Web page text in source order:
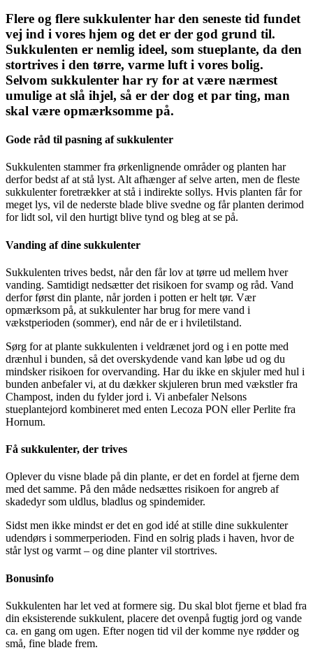
Flere og flere sukkulenter har den seneste tid fundet
vej ind i vores hjem og det er der god grund til.
Sukkulenten er nemlig ideel, som stueplante, da den
stortrives i den tørre, varme luft i vores bolig.⁠
Selvom sukkulenter har ry for at være nærmest
umulige at slå ihjel, så er der dog et par ting, man
skal være opmærksomme på.
Gode råd til pasning af sukkulenter
Sukkulenten stammer fra ørkenlignende områder og planten har
derfor bedst af at stå lyst. Alt afhænger af selve arten, men de fleste
sukkulenter foretrækker at stå i indirekte sollys. Hvis planten får for
meget lys, vil de nederste blade blive svedne og får planten derimod
for lidt sol, vil den hurtigt blive tynd og bleg at se på.⁠
Vanding af dine sukkulenter
Sukkulenten trives bedst, når den får lov at tørre ud mellem hver
vanding. Samtidigt nedsætter det risikoen for svamp og råd. Vand
derfor først din plante, når jorden i potten er helt tør. Vær
opmærksom på, at sukkulenter har brug for mere vand i
vækstperioden (sommer), end når de er i hviletilstand. ⁠
Sørg for at plante sukkulenten i veldrænet jord og i en potte med
drænhul i bunden, så det overskydende vand kan løbe ud og du
mindsker risikoen for overvanding.⁠ Har du ikke en skjuler med hul i
bunden anbefaler vi, at du dækker skjuleren brun med vækstler fra
Champost, inden du fylder jord i. Vi anbefaler Nelsons
stueplantejord kombineret med enten Lecoza PON eller Perlite fra
Hornum.
Få sukkulenter, der trives
Oplever du visne blade på din plante, er det en fordel at fjerne dem
med det samme. På den måde nedsættes risikoen for angreb af
skadedyr som uldlus, bladlus og spindemider.
Sidst men ikke mindst er det en god idé at stille dine sukkulenter
udendørs i sommerperioden. Find en solrig plads i haven, hvor de
står lyst og varmt – og dine planter vil stortrives.
Bonusinfo
Sukkulenten har let ved at formere sig. Du skal blot fjerne et blad fra
din eksisterende sukkulent, placere det ovenpå fugtig jord og vande
ca. en gang om ugen. Efter nogen tid vil der komme nye rødder og
små, fine blade frem.